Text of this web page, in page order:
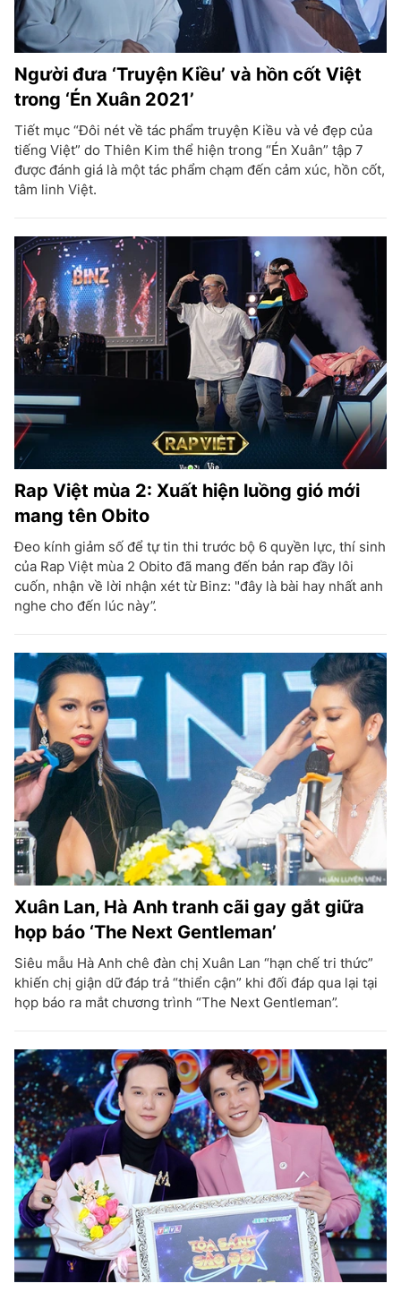
Người đưa ‘Truyện Kiều’ và hồn cốt Việt
trong ‘Én Xuân 2021’
Tiết mục “Đôi nét về tác phẩm truyện Kiều và vẻ đẹp của
tiếng Việt” do Thiên Kim thể hiện trong “Én Xuân” tập 7
được đánh giá là một tác phẩm chạm đến cảm xúc, hồn cốt,
tâm linh Việt.
Rap Việt mùa 2: Xuất hiện luồng gió mới
mang tên Obito
Đeo kính giảm số để tự tin thi trước bộ 6 quyền lực, thí sinh
của Rap Việt mùa 2 Obito đã mang đến bản rap đầy lôi
cuốn, nhận về lời nhận xét từ Binz: "đây là bài hay nhất anh
nghe cho đến lúc này”.
Xuân Lan, Hà Anh tranh cãi gay gắt giữa
họp báo ‘The Next Gentleman’
Siêu mẫu Hà Anh chê đàn chị Xuân Lan “hạn chế tri thức”
khiến chị giận dữ đáp trả “thiển cận” khi đối đáp qua lại tại
họp báo ra mắt chương trình “The Next Gentleman”.